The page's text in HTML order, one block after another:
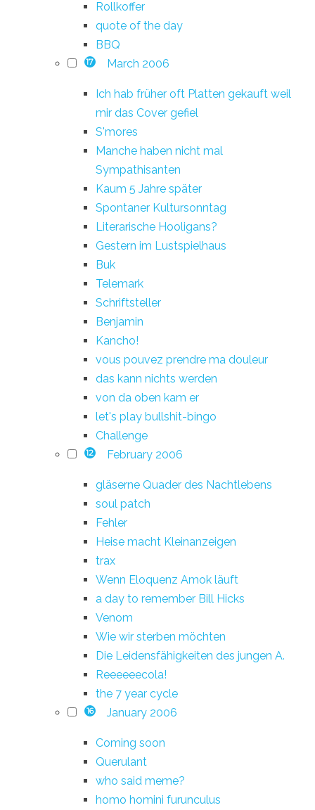
Rollkoffer
quote of the day
BBQ
17 March 2006
Ich hab früher oft Platten gekauft weil
mir das Cover gefiel
S'mores
Manche haben nicht mal
Sympathisanten
Kaum 5 Jahre später
Spontaner Kultursonntag
Literarische Hooligans?
Gestern im Lustspielhaus
Buk
Telemark
Schriftsteller
Benjamin
Kancho!
vous pouvez prendre ma douleur
das kann nichts werden
von da oben kam er
let's play bullshit-bingo
Challenge
12 February 2006
gläserne Quader des Nachtlebens
soul patch
Fehler
Heise macht Kleinanzeigen
trax
Wenn Eloquenz Amok läuft
a day to remember Bill Hicks
Venom
Wie wir sterben möchten
Die Leidensfähigkeiten des jungen A.
Reeeeeecola!
the 7 year cycle
16 January 2006
Coming soon
Querulant
who said meme?
homo homini furunculus